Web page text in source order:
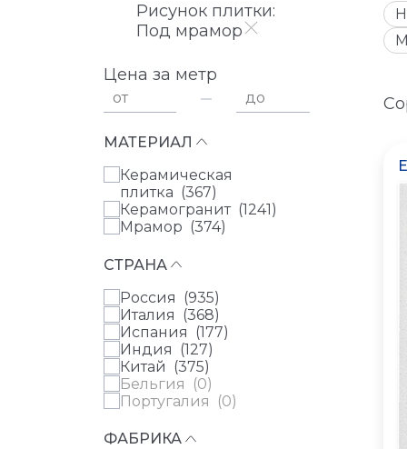
Рисунок плитки:
Под мрамор
Цена за метр
от до
МАТЕРИАЛ
Керамическая
плитка (367)
Керамогранит (1241)
Мрамор (374)
СТРАНА
Россия (935)
Италия (368)
Испания (177)
Индия (127)
Китай (375)
Бельгия (0)
Португалия (0)
ФАБРИКА